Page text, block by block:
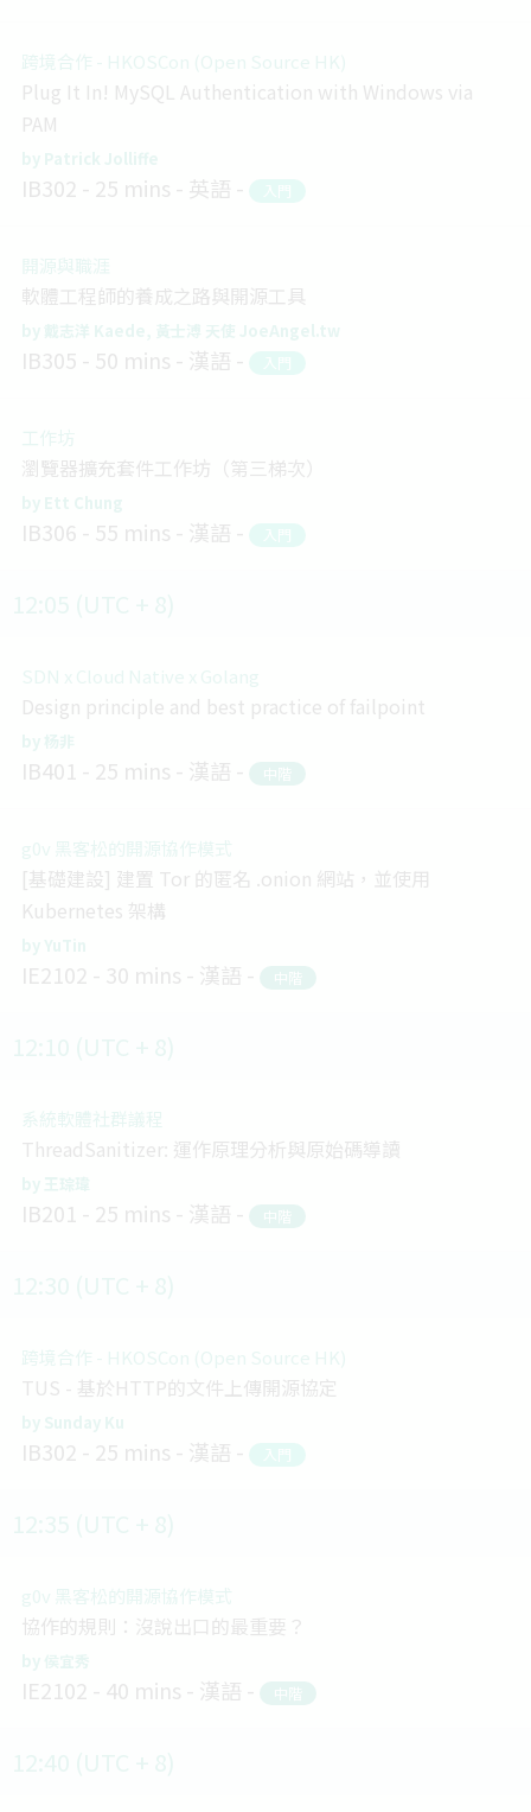
跨境合作 - HKOSCon (Open Source HK)
Plug It In! MySQL Authentication with Windows via
PAM
Patrick Jolliffe
IB302 25 mins 英語 入門
開源與職涯
軟體工程師的養成之路與開源工具
戴志洋 Kaede 黃士溥 天使 JoeAngel.tw
IB305 50 mins 漢語 入門
工作坊
瀏覽器擴充套件工作坊（第三梯次）
Ett Chung
IB306 55 mins 漢語 入門
SDN x Cloud Native x Golang
Design principle and best practice of failpoint
杨非
IB401 25 mins 漢語 中階
g0v 黑客松的開源協作模式
[基礎建設] 建置 Tor 的匿名 .onion 網站，並使用
Kubernetes 架構
YuTin
IE2102 30 mins 漢語 中階
系統軟體社群議程
ThreadSanitizer: 運作原理分析與原始碼導讀
王琮瑋
IB201 25 mins 漢語 中階
跨境合作 - HKOSCon (Open Source HK)
TUS - 基於HTTP的文件上傳開源協定
Sunday Ku
IB302 25 mins 漢語 入門
g0v 黑客松的開源協作模式
協作的規則：沒說出口的最重要？
侯宜秀
IE2102 40 mins 漢語 中階